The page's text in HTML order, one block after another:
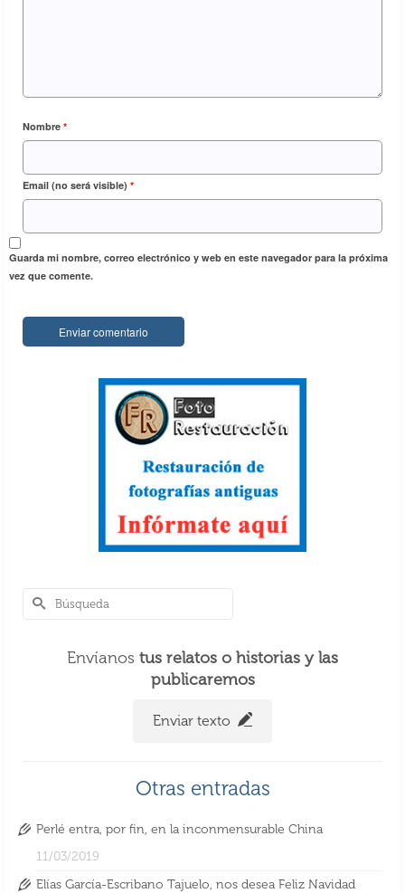
Perlé, por avatares del destino, recorriendo
la isla de Ceilán
Perlé llegando a Hanoi, capital vietnamita.
Nombre *
Email (no será visible) *
Guarda mi nombre, correo electrónico y web en este navegador para la próxima
vez que comente.
Envíanos tus relatos o historias y las
publicaremos
Enviar texto
Otras entradas
Perlé entra, por fin, en la inconmensurable China
11/03/2019
Elías García-Escribano Tajuelo, nos desea Feliz Navidad